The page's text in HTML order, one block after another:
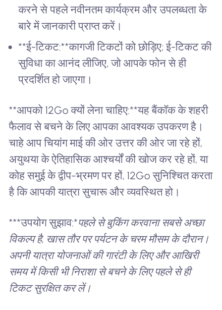
करने से पहले नवीनतम कार्यक्रम और उपलब्धता के
बारे में जानकारी प्राप्त करें।
**ई-टिकट:**कागजी टिकटों को छोड़िए; ई-टिकट की
सुविधा का आनंद लीजिए, जो आपके फोन से ही
प्रदर्शित हो जाएगा।
**आपको 12Go क्यों लेना चाहिए:**यह बैंकॉक के शहरी
फैलाव से बचने के लिए आपका आवश्यक उपकरण है।
चाहे आप चियांग माई की ओर उत्तर की ओर जा रहे हों,
अयुथया के ऐतिहासिक आश्चर्यों की खोज कर रहे हों, या
कोह समुई के द्वीप-भ्रमण पर हों, 12Go सुनिश्चित करता
है कि आपकी यात्रा सुचारू और व्यवस्थित हो।
***उपयोग सुझाव:*पहले से बुकिंग करवाना सबसे अच्छा
विकल्प है, खास तौर पर पर्यटन के चरम मौसम के दौरान।
अपनी यात्रा योजनाओं की गारंटी के लिए और आखिरी
समय में किसी भी निराशा से बचने के लिए पहले से ही
टिकट सुरक्षित कर लें।